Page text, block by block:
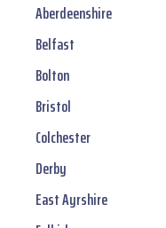
Aberdeenshire
Belfast
Bolton
Bristol
Colchester
Derby
East Ayrshire